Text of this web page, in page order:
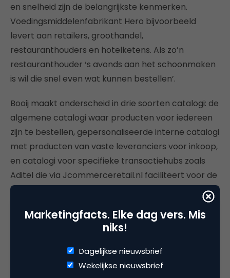
en snelheid zijn de belangrijkste kenmerken.
Voedingsmiddelenfabrikant Hero bijvoorbeeld
levert aan retailers, groothandel,
restauranthouders en hotelketens. Als zo’n
restauranthouder ‘s avonds aan het schoonmaken
is wil die snel even wat kunnen bestellen’.
Booij maakt onderscheid in drie soorten catalogi: de
algemene catalogi waar producten voor iedereen
zijn te bestellen, gepersonaliseerde interne catalogi
met producten van vaste leveranciers voor inkoop,
en catalogi voor specifieke transactiehubs zoals
Aditel die via Jcommerceretail.nl faciliteert voor de
retail in Europa. Om transacties zo eenvoudig
maken is daarbij de juiste afstemming van
standaard zijn afgesproken, waarbij leveranciers
nieuwe gegevens aan de lijst kunnen toevoegen en
Marketingfacts. Elke dag vers. Mis
niks!
Dagelijkse nieuwsbrief
Wekelijkse nieuwsbrief